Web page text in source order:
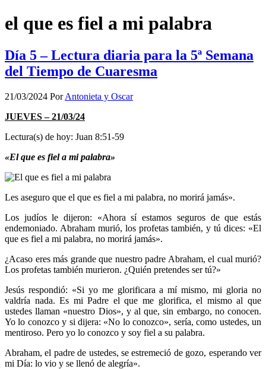
el que es fiel a mi palabra
Día 5 – Lectura diaria para la 5ª Semana
del Tiempo de Cuaresma
21/03/2024 PorAntonieta y Oscar
JUEVES – 21/03/24
Lectura(s) de hoy: Juan 8:51-59
«El que es fiel a mi palabra»
Les aseguro que el que es fiel a mi palabra, no morirá jamás».
Los judíos le dijeron: «Ahora sí estamos seguros de que estás
endemoniado. Abraham murió, los profetas también, y tú dices: «El
que es fiel a mi palabra, no morirá jamás».
¿Acaso eres más grande que nuestro padre Abraham, el cual murió?
Los profetas también murieron. ¿Quién pretendes ser tú?»
Jesús respondió: «Si yo me glorificara a mí mismo, mi gloria no
valdría nada. Es mi Padre el que me glorifica, el mismo al que
ustedes llaman «nuestro Dios», y al que, sin embargo, no conocen.
Yo lo conozco y si dijera: «No lo conozco», sería, como ustedes, un
mentiroso. Pero yo lo conozco y soy fiel a su palabra.
Abraham, el padre de ustedes, se estremeció de gozo, esperando ver
mi Día: lo vio y se llenó de alegría».